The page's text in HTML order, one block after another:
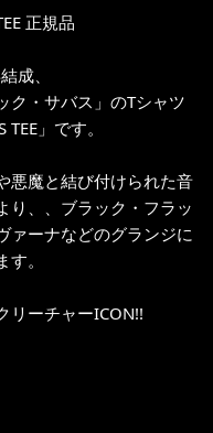
正規品
成、
ク・サバス」のTシャツ
TEE」です。
悪魔と結び付けられた音
り、、ブラック・フラッ
ァーナなどのグランジに
。
リーチャーICON!!